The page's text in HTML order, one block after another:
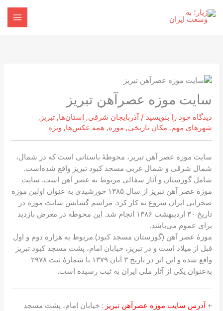
سایت موزه عصرآهن تبریز
دیدگاه‌ خود را بنویسید / آذربایجان شرقی, استان‌ها,تبریز ,
شهرهای مهم, مکان تاریخی, موزه, همه عکس‌ها, ویژه
سایت موزه عصر آهن تبریز، محوطهٔ باستانی است که در شمال،
شمال شرقی و شمال غربی مسجد کبود تبریز واقع شده‌است.
شامل گورستان و آثار سفالی مربوط به عصر آهن است. سایت
موزهٔ عصر آهن تبریز از سال ۱۳۸۵ خورشیدی به عنوان اولین موزه
صحرایی ایران شروع به کار کرد. مراسم گشایش سایت موزه در
تاریخ ۳۰ اردیبهشت ۱۳۸۶ انجام شد. این محوطه در معرض بازدید
برای عموم می‌باشد.
موزهٔ عصر آهن (گورستان مسجد کبود) مربوط به هزاره دوم و اول
قبل از میلاد است و در تبریز، خیابان امام، پشت مسجد کبود تبریز
واقع شده و این اثر در تاریخ ۳ آبان ۱۳۷۹ با شمارهٔ ثبت ۲۹۷۸
به‌عنوان یکی از آثار ملی ایران به ثبت رسیده است.
+ آدرس سایت موزه عصرآهن تبریز : خیابان امام، پشت مسجد